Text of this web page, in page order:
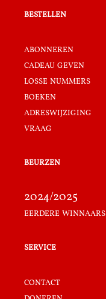
bestellen
abonneren
cadeau geven
losse nummers
boeken
adreswijziging
vraag
beurzen
2024/2025
eerdere winnaars
service
contact